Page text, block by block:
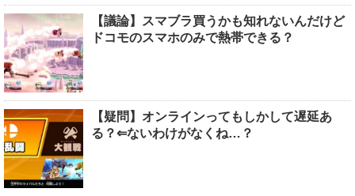
【議論】スマブラ買うかも知れないんだけど
ドコモのスマホのみで熱帯できる？
【疑問】オンラインってもしかして遅延あ
る？⇐ないわけがなくね…？